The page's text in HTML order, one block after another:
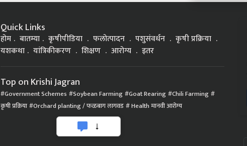
Quick Links
होम बातम्या कृषीपीडिया फलोत्पादन पशुसंवर्धन
कृषी प्रक्रिया
यशकथा
यांत्रिकीकरण शिक्षण आरोग्य इतर
Top on Krishi Jagran
Government Schemes Soybean Farming Goat Rearing Chili Farming
कृषी प्रक्रिया Orchard planting / फळबाग लागवड Health मानवी आरोग्य